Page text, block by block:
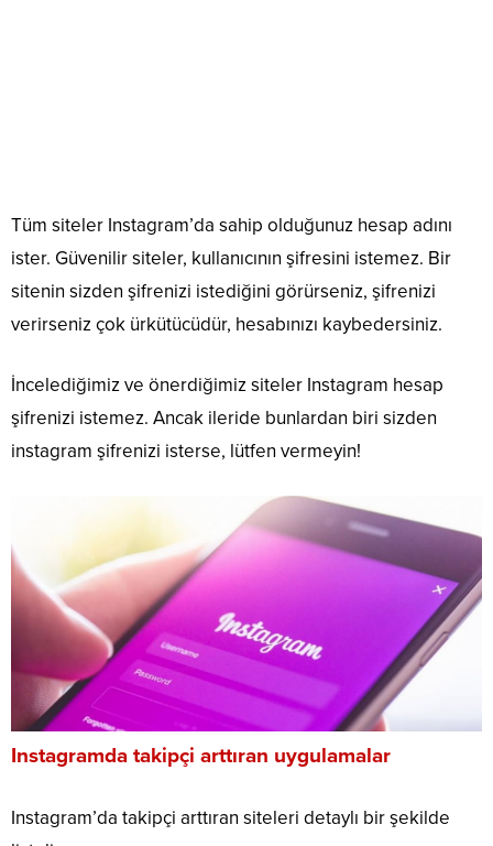
Tüm siteler Instagram’da sahip olduğunuz hesap adını
ister. Güvenilir siteler, kullanıcının şifresini istemez. Bir
sitenin sizden şifrenizi istediğini görürseniz, şifrenizi
verirseniz çok ürkütücüdür, hesabınızı kaybedersiniz.
İncelediğimiz ve önerdiğimiz siteler Instagram hesap
şifrenizi istemez. Ancak ileride bunlardan biri sizden
instagram şifrenizi isterse, lütfen vermeyin!
Instagramda takipçi arttıran uygulamalar
Instagram’da takipçi arttıran siteleri detaylı bir şekilde